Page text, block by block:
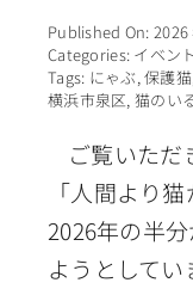
Published On: 2026
Categories: イベント
Tags: にゃぶ,保護猫
横浜市泉区, 猫のい
ご覧いただ
「人間より
2026年の半
ようとして